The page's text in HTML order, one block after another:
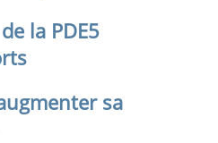
la PDE5
sa